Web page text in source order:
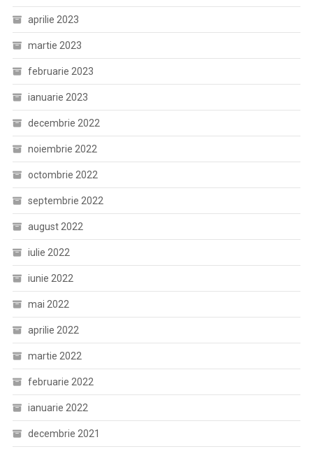
aprilie 2023
martie 2023
februarie 2023
ianuarie 2023
decembrie 2022
noiembrie 2022
octombrie 2022
septembrie 2022
august 2022
iulie 2022
iunie 2022
mai 2022
aprilie 2022
martie 2022
februarie 2022
ianuarie 2022
decembrie 2021